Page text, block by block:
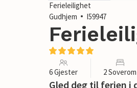
Ferieleilighet
Gudhjem
I59947
6 Gjester 2 Soverom
Gled deg til ferien i